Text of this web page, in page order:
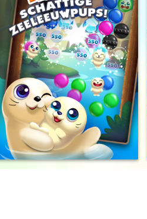
veel werelden om te verkennen!
uitdagende obstakels!
te knallen naar de overwinning!
oceaan van Atlantis en
en word de puzzelmeester!
de iPhone, iPad en iPod touch.
weliswaar gratis kunt spelen,
verwijderen, ga je op je toestel naar
onder "Toegestane